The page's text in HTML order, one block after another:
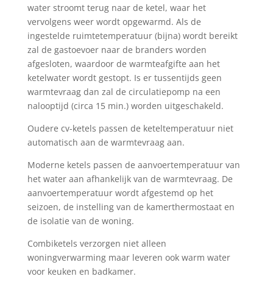
water stroomt terug naar de ketel, waar het
vervolgens weer wordt opgewarmd. Als de
ingestelde ruimtetemperatuur (bijna) wordt bereikt
zal de gastoevoer naar de branders worden
afgesloten, waardoor de warmteafgifte aan het
ketelwater wordt gestopt. Is er tussentijds geen
warmtevraag dan zal de circulatiepomp na een
nalooptijd (circa 15 min.) worden uitgeschakeld.
Oudere cv-ketels passen de keteltemperatuur niet
automatisch aan de warmtevraag aan.
Moderne ketels passen de aanvoertemperatuur van
het water aan afhankelijk van de warmtevraag. De
aanvoertemperatuur wordt afgestemd op het
seizoen, de instelling van de kamerthermostaat en
de isolatie van de woning.
Combiketels verzorgen niet alleen
woningverwarming maar leveren ook warm water
voor keuken en badkamer.